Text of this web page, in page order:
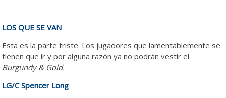
LOS QUE SE VAN
Esta es la parte triste. Los jugadores que lamentablemente se
tienen que ir y por alguna razón ya no podrán vestir el
Burgundy & Gold.
LG/C Spencer Long